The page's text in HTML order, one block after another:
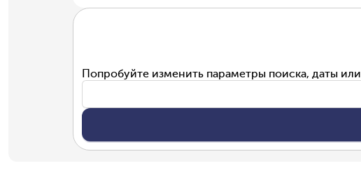
Попробуйте изменить параметры поиска, даты